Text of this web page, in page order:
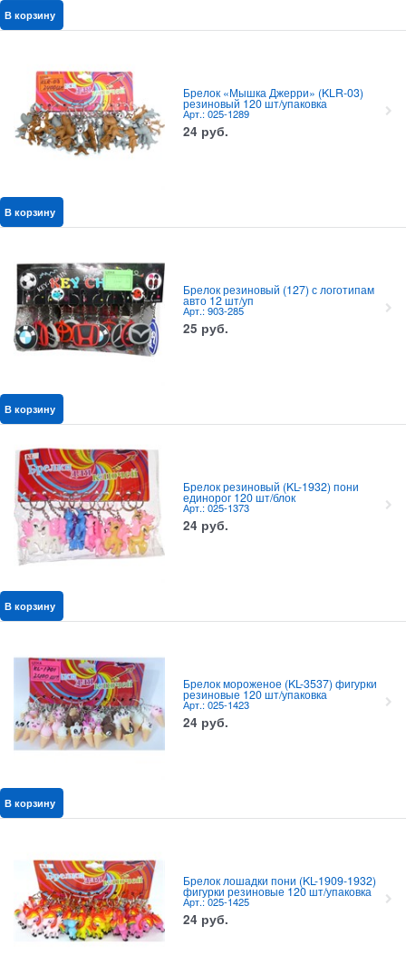
В корзину
Брелок «Мышка Джерри» (KLR-03)
резиновый 120 шт/упаковка
Арт.: 025-1289
24 руб.
В корзину
Брелок резиновый (127) с логотипам
авто 12 шт/уп
Арт.: 903-285
25 руб.
В корзину
Брелок резиновый (KL-1932) пони
единорог 120 шт/блок
Арт.: 025-1373
24 руб.
В корзину
Брелок мороженое (KL-3537) фигурки
резиновые 120 шт/упаковка
Арт.: 025-1423
24 руб.
В корзину
Брелок лошадки пони (KL-1909-1932)
фигурки резиновые 120 шт/упаковка
Арт.: 025-1425
24 руб.